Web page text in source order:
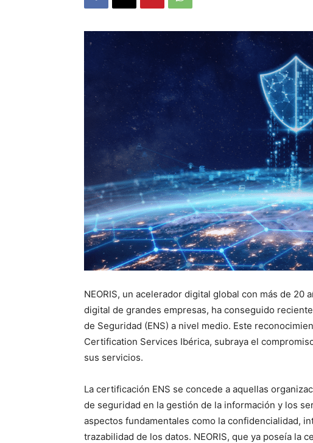
NEORIS, un acelerador digital global con más de 20
digital de grandes empresas, ha conseguido
de Seguridad (ENS) a nivel medio. Este
Certification Services Ibérica, subraya el
sus servicios.
La certificación ENS se concede a aquellas
de seguridad en la gestión de la información y los
aspectos fundamentales como la confidencialidad,
trazabilidad de los datos. NEORIS, que ya poseía la